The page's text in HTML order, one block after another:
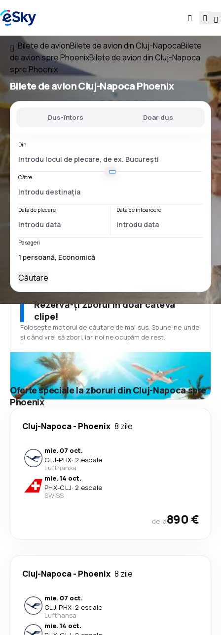
Bilete de avionBilete de avion din Cluj-NapocaBilete
de avion spre PhoenixBilete de avion din Cluj-Napoca
spre Phoenix
Bilete de avionCluj-Napoca Phoenix
Dus-întors Doar dus
Din
Către
Data de plecare Data de întoarcere
Pasageri
Căutare
Rezervă-ți zborul în doar câteva
clipe!
Folosește motorul de căutare de mai sus. Spune-ne unde
și când vrei să zbori, iar noi ne ocupăm de rest.
Oferte speciale la zboruri din Cluj-Napoca spre
Phoenix
Cluj-Napoca- Phoenix 8 zile
mie. 07 oct.
CLJ-PHX· 2 escale
Lufthansa
mie. 14 oct.
PHX-CLJ· 2 escale
SWISS
de la890 €
Cluj-Napoca- Phoenix 8 zile
mie. 07 oct.
CLJ-PHX· 2 escale
Lufthansa
mie. 14 oct.